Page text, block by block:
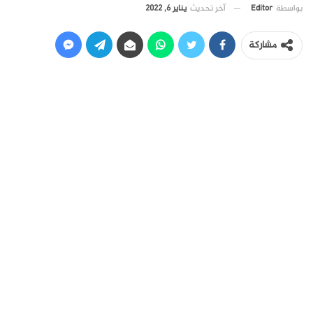
بواسطة Editor آخر تحديث يناير 6, 2022
مشاركة